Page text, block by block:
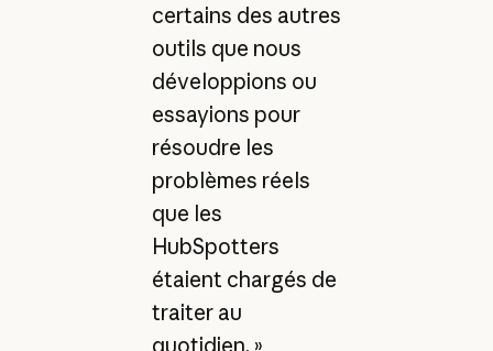
certains des autres
outils que nous
développions ou
essayions pour
résoudre les
problèmes réels
que les
HubSpotters
étaient chargés de
traiter au
quotidien. »